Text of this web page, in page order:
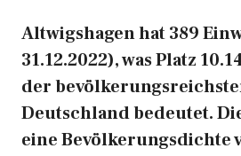
Altwigshagen hat 389
31.12.2022), was Platz
der
Deutschland bedeutet.
eine Bevölkerungsdichte